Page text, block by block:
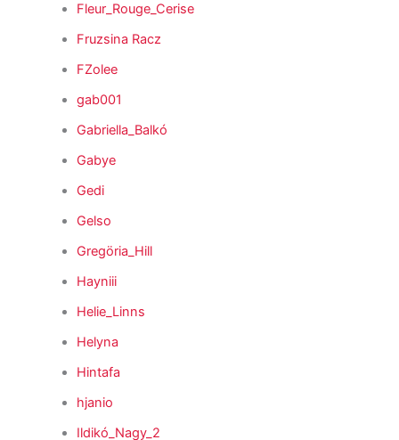
Fleur_Rouge_Cerise
Fruzsina Racz
FZolee
gab001
Gabriella_Balkó
Gabye
Gedi
Gelso
Gregöria_Hill
Hayniii
Helie_Linns
Helyna
Hintafa
hjanio
Ildikó_Nagy_2